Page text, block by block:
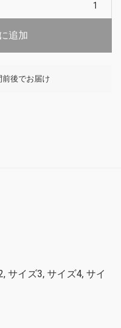
追加
前後でお届け
サイズ3, サイズ4, サイ